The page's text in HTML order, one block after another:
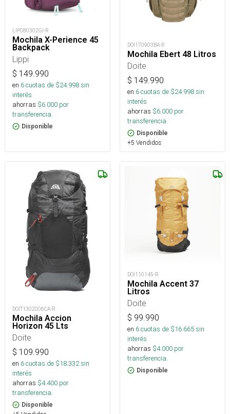
LIP080302GI-R
Mochila X-Perience 45
Backpack
Lippi
$ 149.990
en 6cuotas de $24.998sin
interés
ahorras $6.000 por
transferencia.
Disponible
DOI170903BA-R
Mochila Ebert 48 Litros
Doite
$ 149.990
en 6cuotas de $24.998sin
interés
ahorras $6.000 por
transferencia.
Disponible
+5 Vendidos
DOIT1302006CA-R
Mochila Accion
Horizon 45 Lts
Doite
$ 109.990
en 6cuotas de $18.332sin
interés
ahorras $4.400 por
transferencia.
Disponible
DOI110145-R
Mochila Accent 37
Litros
Doite
$ 99.990
en 6cuotas de $16.665sin
interés
ahorras $4.000 por
transferencia.
Disponible